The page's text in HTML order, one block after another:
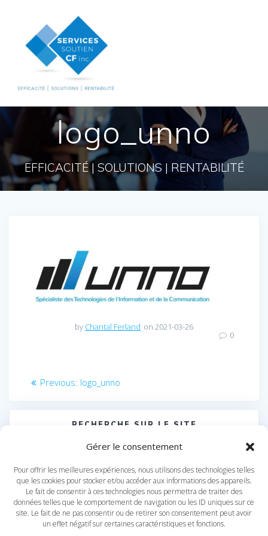
Gérer le consentement
Pour offrir les meilleures expériences, nous utilisons des technologies telles
que les cookies pour stocker et/ou accéder aux informations des appareils.
Le fait de consentir à ces technologies nous permettra de traiter des
données telles que le comportement de navigation ou les ID uniques sur ce
site. Le fait de ne pas consentir ou de retirer son consentement peut avoir
un effet négatif sur certaines caractéristiques et fonctions.
logo_unno
EFFICACITÉ | SOLUTIONS | RENTABILITÉ
by Chantal Ferland on 2021-03-26
0
Navigation
l’article
Previous: Previous
logo_unno
RECHERCHE SUR LE SITE
Search